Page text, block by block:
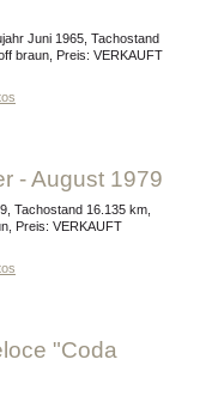
braun, Preis: VERKAUFT
- August 1979
Preis: VERKAUFT